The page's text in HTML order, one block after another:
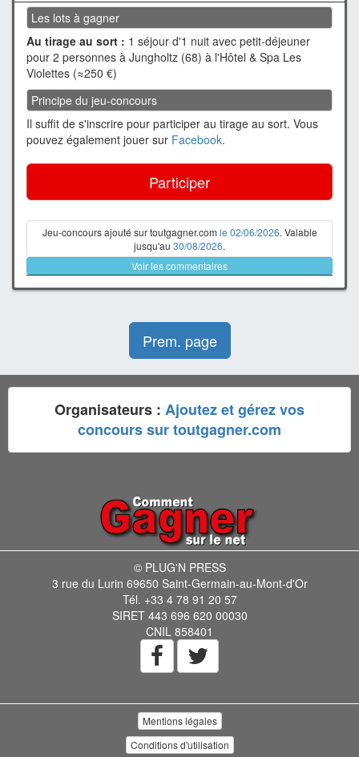
Les lots à gagner
Au tirage au sort : 1 séjour d'1 nuit avec petit-déjeuner
pour 2 personnes à Jungholtz (68) à l'Hôtel & Spa Les
Violettes (≈250 €)
Principe du jeu-concours
Il suffit de s'inscrire pour participer au tirage au sort. Vous
pouvez également jouer sur Facebook.
Participer
Jeu-concours ajouté sur toutgagner.com le 02/06/2026. Valable
jusqu'au 30/08/2026.
Voir les commentaires
Prem. page
Organisateurs : Ajoutez et gérez vos
concours sur toutgagner.com
© PLUG'N PRESS
3 rue du Lurin 69650 Saint-Germain-au-Mont-d'Or
Tél. +33 4 78 91 20 57
SIRET 443 696 620 00030
CNIL 858401
Mentions légales
Conditions d'utilisation